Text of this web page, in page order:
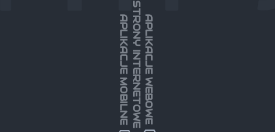
APLIKACJE MOBILNESTRONY INTERNETOWEAPLIKACJE WEBOWE